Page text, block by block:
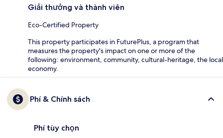
Giải thưởng và thành viên
Eco-Certified Property
This property participates in FuturePlus, a program that
measures the property's impact on one or more of the
following: environment, community, cultural-heritage, the local
economy.
Phí & Chính sách
Phí tùy chọn